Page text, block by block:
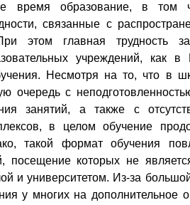
время образование, в том
связанные с
этом главная трудность
учреждений,
Несмотря на то, что в
очередь с
занятий, а также с
в целом обучение
такой формат обучения
посещение которых не
и университетом. Из-за
у многих на дополнительное